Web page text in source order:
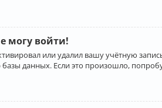
могу войти!
или удалил вашу учётную
данных. Если это произошло,